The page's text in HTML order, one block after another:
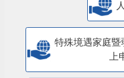
特殊境遇家庭暨
上